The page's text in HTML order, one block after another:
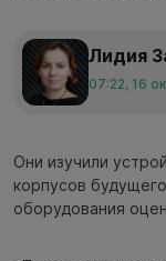
Лидия
07:22, 16
Они изучили
корпусов
оборудования